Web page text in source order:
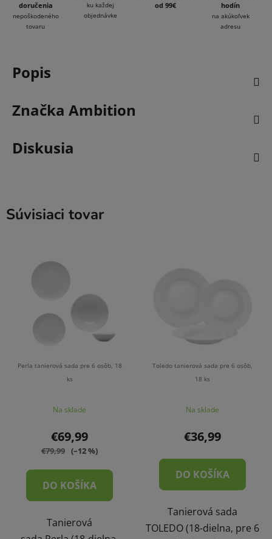
doručenia
nepoškodeného
tovaru
ku každej
objednávke
od 99€
hodín
na akúkoľvek
adresu
Popis
Značka Ambition
Diskusia
Súvisiaci tovar
Perla tanierová sada pre 6 osôb, 18
ks
Na sklade
€69,99
€79,99 (–12 %)
DO KOŠÍKA
Tanierová
Toledo tanierová sada pre 6 osôb,
18 ks
Na sklade
€36,99
DO KOŠÍKA
Tanierová sada
TOLEDO (18-dielna, pre 6